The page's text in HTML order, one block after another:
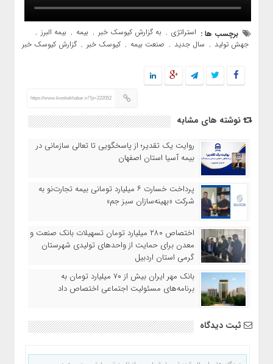
برچسب ها : استراتژی , به گزارش کیوسک خبر , بیمه , بیمه البرز ,
جهش تولید , سال جدید , صنعت بیمه , کیوسک خبر , گزارش کیوسک خبر
https://www.kioskekhabar.ir/?p=222052
نوشته های مشابه
روایت یک تقدیر؛ از پاسخگویی تا تعالی سازمانی در
بیمه آسیا استان اصفهان
پرداخت خسارت ۶ میلیارد تومانی بیمه تجارت‌نو به
شرکت «بهینه‌سازان سبز جم»
اختصاص ۲۸۰ میلیارد تومان تسهیلات بانک صنعت و
معدن برای حمایت از واحدهای تولیدی شهرستان
گرمی استان اردبیل
بانک مهر ایران بیش از ۷۰ میلیارد تومان به
برنامه‌های مسئولیت اجتماعی اختصاص داد
ثبت دیدگاه